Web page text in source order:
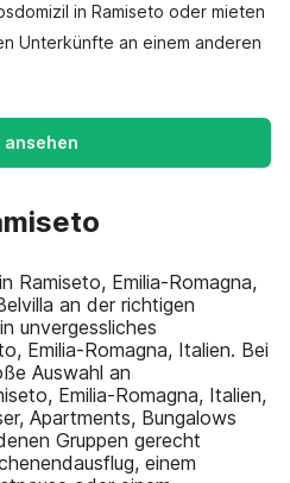
in Ramiseto oder mieten
Unterkünfte an einem anderen
ansehen
Ramiseto, Emilia-Romagna,
an der richtigen
unvergessliches
Emilia-Romagna, Italien. Bei
Auswahl an
Emilia-Romagna, Italien,
Apartments, Bungalows
Gruppen gerecht
einem